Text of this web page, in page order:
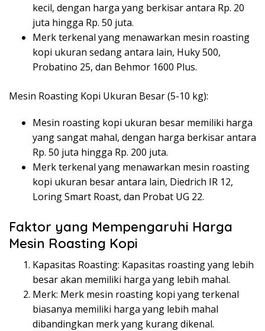
kecil, dengan harga yang berkisar antara Rp. 20
juta hingga Rp. 50 juta.
Merk terkenal yang menawarkan mesin roasting
kopi ukuran sedang antara lain, Huky 500,
Probatino 25, dan Behmor 1600 Plus.
Mesin Roasting Kopi Ukuran Besar (5-10 kg):
Mesin roasting kopi ukuran besar memiliki harga
yang sangat mahal, dengan harga berkisar antara
Rp. 50 juta hingga Rp. 200 juta.
Merk terkenal yang menawarkan mesin roasting
kopi ukuran besar antara lain, Diedrich IR 12,
Loring Smart Roast, dan Probat UG 22.
Faktor yang Mempengaruhi Harga
Mesin Roasting Kopi
Kapasitas Roasting: Kapasitas roasting yang lebih
besar akan memiliki harga yang lebih mahal.
Merk: Merk mesin roasting kopi yang terkenal
biasanya memiliki harga yang lebih mahal
dibandingkan merk yang kurang dikenal.